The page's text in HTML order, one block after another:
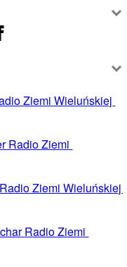
Ziemi Wieluńskiej
Radio Ziemi
Ziemi Wieluńskiej
Radio Ziemi